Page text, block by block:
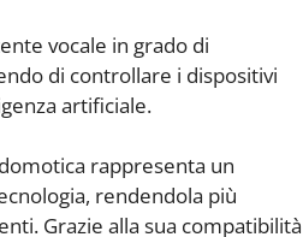
vocale in grado di
di controllare i dispositivi
artificiale.
rappresenta un
rendendola più
Grazie alla sua compatibilità